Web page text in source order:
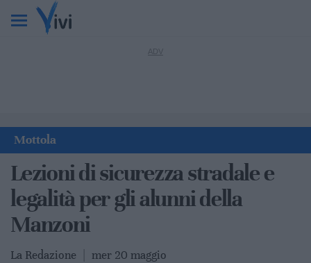
Mottola
Lezioni di sicurezza stradale e
legalità per gli alunni della
Manzoni
La Redazione mer 20 maggio